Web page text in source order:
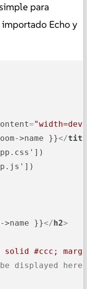
para
importado Echo y
=
>name }}</
>name }}</ h2>
solid #ccc;
displayed